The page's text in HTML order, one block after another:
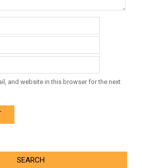
and website in this browser for the next
SEARCH